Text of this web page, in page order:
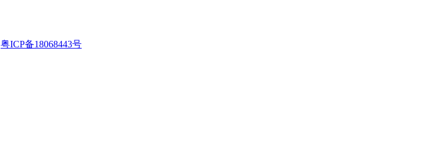
粤ICP备18068443号